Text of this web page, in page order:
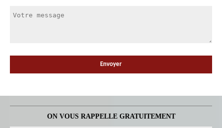
ON VOUS RAPPELLE GRATUITEMENT